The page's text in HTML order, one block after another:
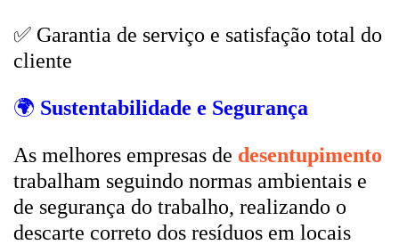
✅ Garantia de serviço e satisfação total do
cliente
🌍 Sustentabilidade e Segurança
As melhores empresas de desentupimento
trabalham seguindo normas ambientais e
de segurança do trabalho, realizando o
descarte correto dos resíduos em locais